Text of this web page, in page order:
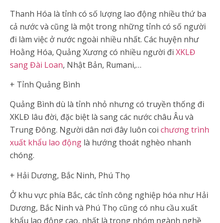
Thanh Hóa là tỉnh có số lượng lao động nhiều thứ ba
cả nước và cũng là một trong những tỉnh có số người
đi làm việc ở nước ngoài nhiều nhất. Các huyện như
Hoằng Hóa, Quảng Xương có nhiều người đi XKLĐ
sang Đài Loan, Nhật Bản, Rumani,…
+ Tỉnh Quảng Bình
Quảng Bình dù là tỉnh nhỏ nhưng có truyền thống đi
XKLĐ lâu đời, đặc biệt là sang các nước châu Âu và
Trung Đông. Người dân nơi đây luôn coi chương trình
xuất khẩu lao động là hướng thoát nghèo nhanh
chóng.
+ Hải Dương, Bắc Ninh, Phú Thọ
Ở khu vực phía Bắc, các tỉnh công nghiệp hóa như Hải
Dương, Bắc Ninh và Phú Thọ cũng có nhu cầu xuất
khẩu lao động cao, nhất là trong nhóm ngành nghề